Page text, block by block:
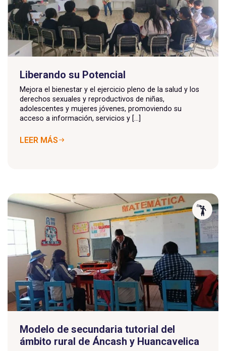
Liberando su Potencial
Mejora el bienestar y el ejercicio pleno de la salud y los
derechos sexuales y reproductivos de niñas,
adolescentes y mujeres jóvenes, promoviendo su
acceso a información, servicios y [...]
LEER MÁS
Modelo de secundaria tutorial del
ámbito rural de Áncash y Huancavelica